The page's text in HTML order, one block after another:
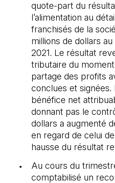
quote-part du
l’alimentation au
franchisés de la
millions de dollars
2021. Le résultat
tributaire du
partage des profits
conclues et signées.
bénéfice net
donnant pas le
dollars a augmenté
en regard de celui
hausse du résultat
Au cours du
comptabilisé un